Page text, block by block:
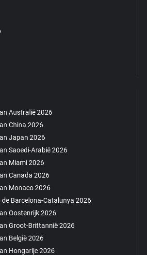
Australië 2026
China 2026
Japan 2026
Saoedi-Arabië 2026
Miami 2026
Canada 2026
Monaco 2026
de Barcelona-Catalunya 2026
Oostenrijk 2026
Groot-Brittannië 2026
België 2026
Hongarije 2026